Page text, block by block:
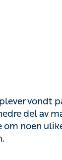
på
av magen.
og